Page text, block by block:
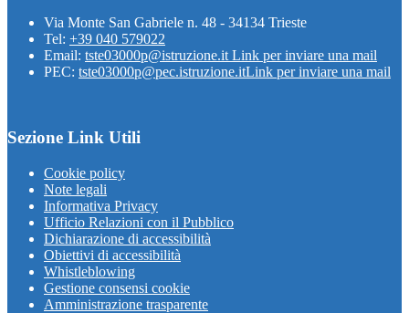
Via Monte San Gabriele n. 48 - 34134 Trieste
Tel: +39 040 579022
Email: tste03000p@istruzione.it Link per inviare una mail
PEC: tste03000p@pec.istruzione.itLink per inviare una mail
Sezione Link Utili
Cookie policy
Note legali
Informativa Privacy
Ufficio Relazioni con il Pubblico
Dichiarazione di accessibilità
Obiettivi di accessibilità
Whistleblowing
Gestione consensi cookie
Amministrazione trasparente